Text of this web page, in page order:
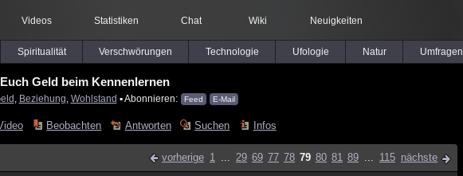
Videos Statistiken Chat Wiki Neuigkeiten
Spiritualität Verschwörungen Technologie Ufologie Natur Umfragen
Geld beim Kennenlernen
Beziehung Wohlstand ▪ Abonnieren: Feed E-Mail
Beobachten Antworten Suchen Infos
vorherige 1 ... 29 69 77 78 79 80 81 89 ... 115 nächste